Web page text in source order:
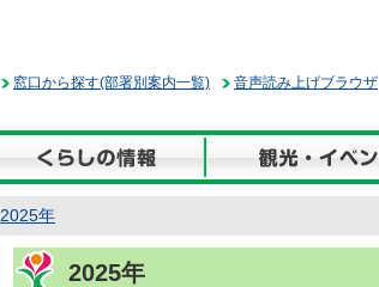
音声読み上げブラウザ
窓口から探す(部署別案内一覧)
2025年
2025年